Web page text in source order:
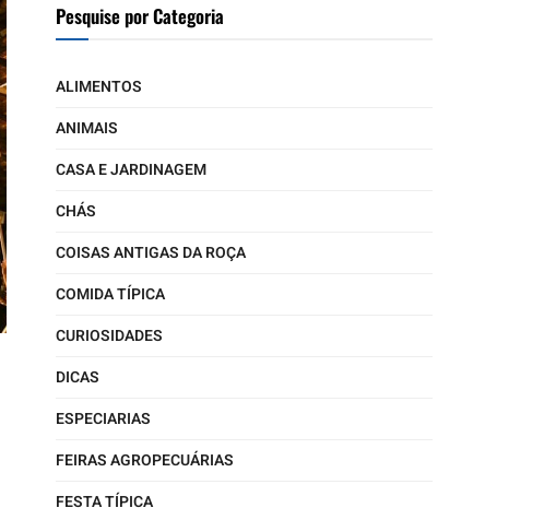
Pesquise por Categoria
ALIMENTOS
ANIMAIS
CASA E JARDINAGEM
CHÁS
COISAS ANTIGAS DA ROÇA
COMIDA TÍPICA
CURIOSIDADES
DICAS
ESPECIARIAS
FEIRAS AGROPECUÁRIAS
FESTA TÍPICA